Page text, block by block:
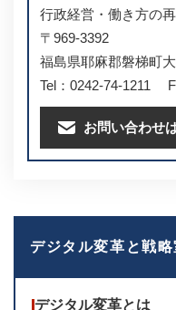
行政経営・働き方の
〒969-3392
福島県耶麻郡磐梯町
Tel：0242-74-1211
お問い合わせ
デジタル変革と戦
デジタル変革とは